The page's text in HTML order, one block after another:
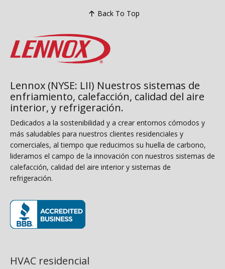
Back To Top
Lennox (NYSE: LII) Nuestros sistemas de
enfriamiento, calefacción, calidad del aire
interior, y refrigeración.
Dedicados a la sostenibilidad y a crear entornos cómodos y
más saludables para nuestros clientes residenciales y
comerciales, al tiempo que reducimos su huella de carbono,
lideramos el campo de la innovación con nuestros sistemas de
calefacción, calidad del aire interior y sistemas de
refrigeración.
HVAC residencial